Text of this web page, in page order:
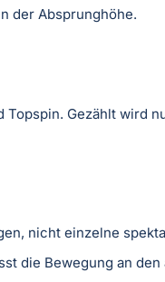
der Absprunghöhe.
Gezählt wird
nicht einzelne
die Bewegung an den